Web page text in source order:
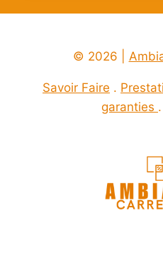
ACTUELLE
POUR
SUBLIMER
VOTRE
FAÇADE
© 2026 |
Savoir Faire .
garanties .